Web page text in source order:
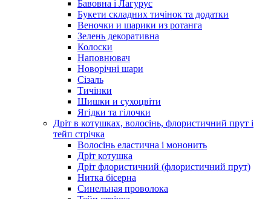
Бавовна і Лагурус
Букети складних тичінок та додатки
Веночки и шарики из ротанга
Зелень декоративна
Колоски
Наповнювач
Новорічні шари
Сізаль
Тичінки
Шишки и сухоцвіти
Ягідки та гілочки
Дріт в котушках, волосінь, флористичний прут і
тейп стрічка
Волосінь еластична і мононить
Дріт котушка
Дріт флористичний (флористичний прут)
Нитка бісерна
Синельная проволока